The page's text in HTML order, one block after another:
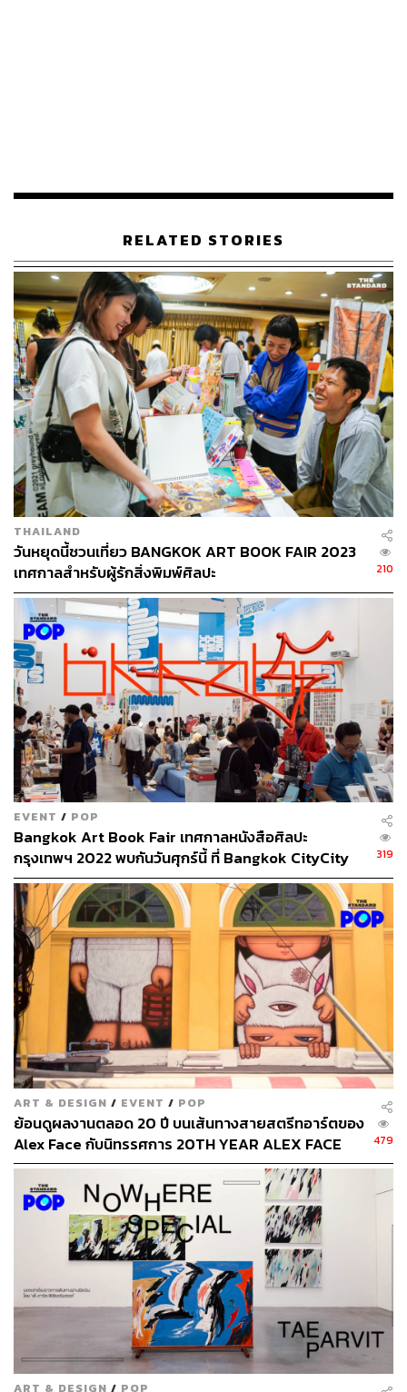
Marina Abramovic – Onestar Press
อาร์ตบุ๊กจากสำนักพิมพ์ฝรั่งเศส Onestar Press หนังสือเล่มนี้
ทำขึ้นจากตัวของ มารินา อบราโมวิช ศิลปินอาร์ตตัวแม่ชาว
เซอร์เบียที่มีชื่อเสียงมากในช่วงยุค 70s ด้วยการแสดงที่มัก
เล่นกับจิตวิทยาของคนดูและทดลองการใช้งานของร่างกาย
ให้ไปถึงขีดสุด หนึ่งในงานที่มีชื่อเสียงที่สุดคือการไปนั่งเฉยๆ
ให้คนอื่นมานั่งเผชิญหน้ากับเธอ ผลคือบางคนเศร้า บางคน
ร้องไห้ ไม่แปลกเลยที่เธอจะกลายเป็นเหมือนผู้นำทางจิต
วิญญาณที่มีคนคลั่งไคล้มากมาย และหนังสือเล่มนี้ได้นำเอา
คำขึ้นต้นจดหมายที่มารินาได้รับในช่วงปี 1965-1979 ที่เธอ
กำลังดังสุดๆ ซึ่งหลายคำขึ้นต้นก็น่าติดตามเหลือเกินว่าคนส่ง
จดหมายเขียนอะไรถึงเธอต่อจากนั้น เป็นงานที่กระตุ้นความ
อยากรู้อยากเห็นและจินตนาการได้ดีมาก
Scala – ฐิตินันท์ พงษ์จารุวัฒน์, วิมลพร รัชตกนก
ซีนจากค่ายSpacebarDesign Studio ที่เป็นขาประจำงาน
ซีนเกือบทุกงานในบ้านเรา Scala เล่าเรื่องของโรงภาพยนตร์
สแตนด์อโลนสุดคลาสสิกประจำย่านสยามแห่งนี้ที่เพิ่งปิดตัว
ลงไป ทั้งในแง่สถาปัตยกรรม แง่ความโรแมนติก แง่คน
ทำงานในโรงภาพยนตร์ รวมถึงแง่ของคนดูที่ต่างเติบโตมา
เป็นบุคลากรในวงการหนังเป็นจำนวนมาก เราอาจเห็น
หนังสือ Scala เล่มนี้ตามสื่อหลายครั้งแล้วในช่วงที่โรง
ภาพยนตร์สกาลากำลังจะปิดตัวลง ซึ่งใครยังไม่ได้จับจองเป็น
เจ้าของก็สามารถมาซื้อกันในงานนี้ได้เลย
Eros – Oat Montien
หนังสือภาพวาดและบทกวีของ โอ๊ต มณเฑียร ที่ทั้งพิมพ์เอง
จัดจำหน่ายเอง และดูแลการผลิตเอง ด้วยคอนเซปต์ภาพวาด
นายแบบ 22 คนจากลอนดอนที่นำเสนอผ่านไพ่ทาโรต์ 22 ใบ
เป็นภาพวาดที่เกิดขึ้นในช่วงปีสุดท้ายที่โอ๊ตใช้ชีวิตอยู่ที่
RELATED STORIES
THAILAND
วันหยุดนี้ชวนเที่ยว BANGKOK ART BOOK FAIR 2023
เทศกาลสำหรับผู้รักสิ่งพิมพ์ศิลปะ
210
EVENT / POP
Bangkok Art Book Fair เทศกาลหนังสือศิลปะ
กรุงเทพฯ 2022 พบกันวันศุกร์นี้ ที่ Bangkok CityCity
Gallery
319
ART & DESIGN / EVENT / POP
ย้อนดูผลงานตลอด 20 ปี บนเส้นทางสายสตรีทอาร์ตของ
Alex Face กับนิทรรศการ 20TH YEAR ALEX FACE
479
ART & DESIGN / POP